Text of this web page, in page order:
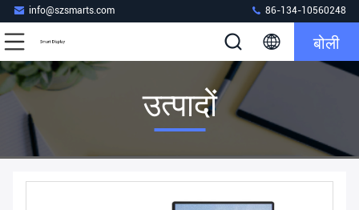
info@szsmarts.com 86-134-10560248
बोली
उत्पादों